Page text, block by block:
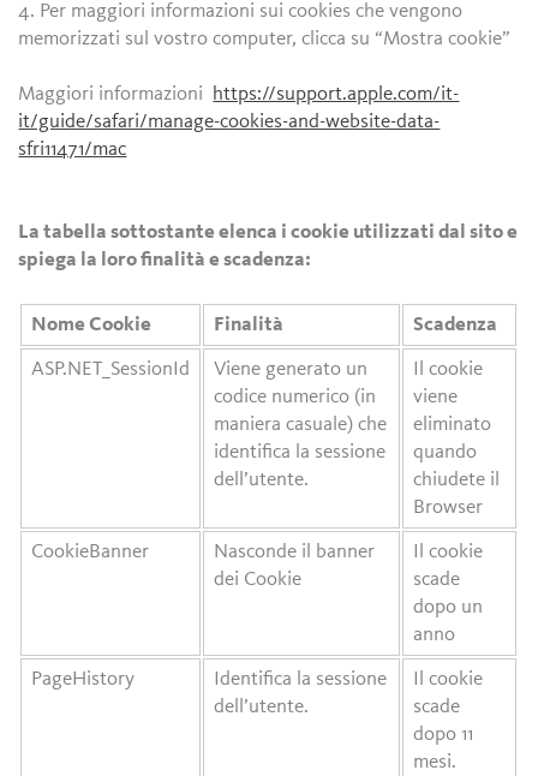
4. Per maggiori informazioni sui cookies che vengono
memorizzati sul vostro computer, clicca su “Mostra cookie”
Maggiori informazioni https://support.apple.com/it-
it/guide/safari/manage-cookies-and-website-data-
sfri11471/mac
La tabella sottostante elenca i cookie utilizzati dal sito e
spiega la loro finalità e scadenza:
Nome Cookie Finalità Scadenza
ASP.NET_SessionId
Viene generato un
codice numerico (in
maniera casuale) che
identifica la sessione
dell’utente.
Il cookie
viene
eliminato
quando
chiudete il
Browser
CookieBanner
Nasconde il banner
dei Cookie
Il cookie
scade
dopo un
anno
PageHistory
Identifica la sessione
dell’utente.
Il cookie
scade
dopo 11
mesi.